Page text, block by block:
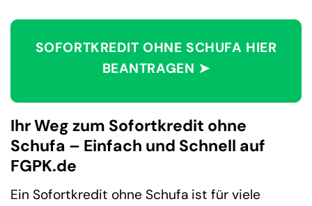
SOFORTKREDIT OHNE SCHUFA HIER
BEANTRAGEN ➤
Ihr Weg zum Sofortkredit ohne
Schufa – Einfach und Schnell auf
FGPK.de
Ein Sofortkredit ohne Schufa ist für viele